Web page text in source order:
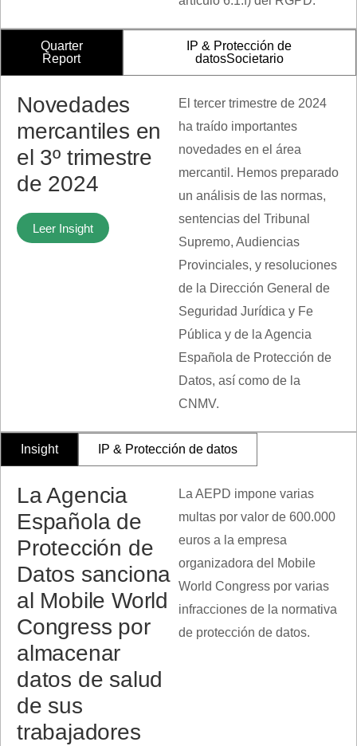
Quarter
Report
IP & Protección de
datosSocietario
Novedades
mercantiles en
el 3º trimestre
de 2024
Leer Insight
El tercer trimestre de 2024
ha traído importantes
novedades en el área
mercantil. Hemos preparado
un análisis de las normas,
sentencias del Tribunal
Supremo, Audiencias
Provinciales, y resoluciones
de la Dirección General de
Seguridad Jurídica y Fe
Pública y de la Agencia
Española de Protección de
Datos, así como de la
CNMV.
Insight IP & Protección de datos
La Agencia
Española de
Protección de
Datos sanciona
al Mobile World
Congress por
almacenar
datos de salud
de sus
trabajadores
La AEPD impone varias
multas por valor de 600.000
euros a la empresa
organizadora del Mobile
World Congress por varias
infracciones de la normativa
de protección de datos.